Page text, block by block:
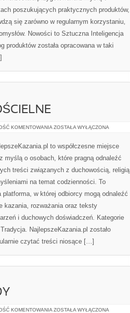
poszukujących praktycznych produktów,
się zarówno w regularnym korzystaniu,
Nowości to Sztuczna Inteligencja
produktów została opracowana w taki
KOMENTOWANIA WSPÓLNOTY
KOŚCIELNE
ZOSTAŁA WYŁĄCZONA
to współczesne miejsce
myślą o osobach, które pragną odnaleźć
treści związanych z duchowością, religią
na temat codzienności. To
platforma, w której odbiorcy mogą odnaleźć
kazania, rozważania oraz teksty
i duchowych doświadczeń. Kategorie
NajlepszeKazania.pl zostało
czytać treści niosące […]
KOMENTOWANIA AUTONOMICZNE
ZOSTAŁA WYŁĄCZONA